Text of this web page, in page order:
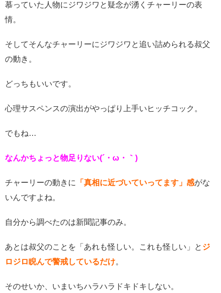
慕っていた人物にジワジワと疑念が湧くチャーリーの表
情。
そしてそんなチャーリーにジワジワと追い詰められる叔父
の動き。
どっちもいいです。
心理サスペンスの演出がやっぱり上手いヒッチコック。
でもね…
なんかちょっと物足りない(´・ω・｀ )
チャーリーの動きに 「真相に近づいていってます」感がな
いんですよね。
自分から調べたのは新聞記事のみ。
あとは叔父のことを「あれも怪しい。これも怪しい」と ジ
ロジロ睨んで警戒しているだけ。
そのせいか、いまいちハラハラドキドキしない。